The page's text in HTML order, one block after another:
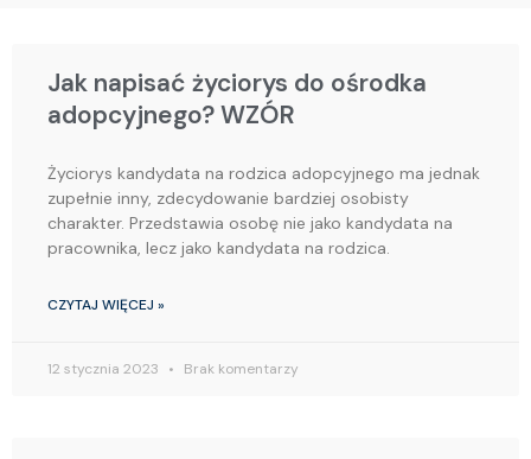
Jak napisać życiorys do ośrodka
adopcyjnego? WZÓR
Życiorys kandydata na rodzica adopcyjnego ma jednak
zupełnie inny, zdecydowanie bardziej osobisty
charakter. Przedstawia osobę nie jako kandydata na
pracownika, lecz jako kandydata na rodzica.
CZYTAJ WIĘCEJ »
12 stycznia 2023 Brak komentarzy